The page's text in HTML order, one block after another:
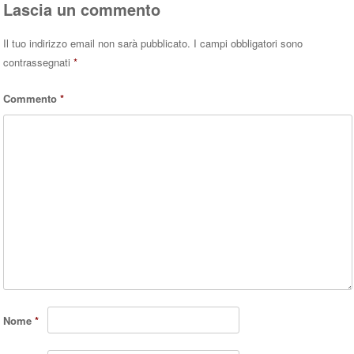
Lascia un commento
Il tuo indirizzo email non sarà pubblicato. I campi obbligatori sono
contrassegnati*
Commento*
Nome*